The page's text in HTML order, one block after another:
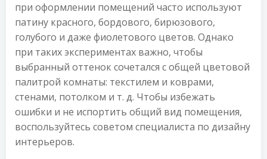
при оформлении помещений часто используют
патину красного, бордового, бирюзового,
голубого и даже фиолетового цветов. Однако
при таких экспериментах важно, чтобы
выбранный оттенок сочетался с общей цветовой
палитрой комнаты: текстилем и коврами,
стенами, потолком и т. д. Чтобы избежать
ошибки и не испортить общий вид помещения,
воспользуйтесь советом специалиста по дизайну
интерьеров.